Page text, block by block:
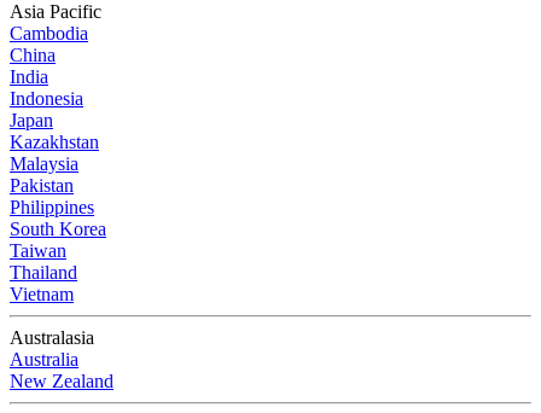
Asia Pacific
Cambodia
China
India
Indonesia
Japan
Kazakhstan
Malaysia
Pakistan
Philippines
South Korea
Taiwan
Thailand
Vietnam
Australasia
Australia
New Zealand